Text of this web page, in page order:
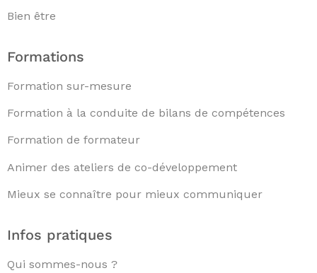
Bien être
Formations
Formation sur-mesure
Formation à la conduite de bilans de compétences
Formation de formateur
Animer des ateliers de co-développement
Mieux se connaître pour mieux communiquer
Infos pratiques
Qui sommes-nous ?